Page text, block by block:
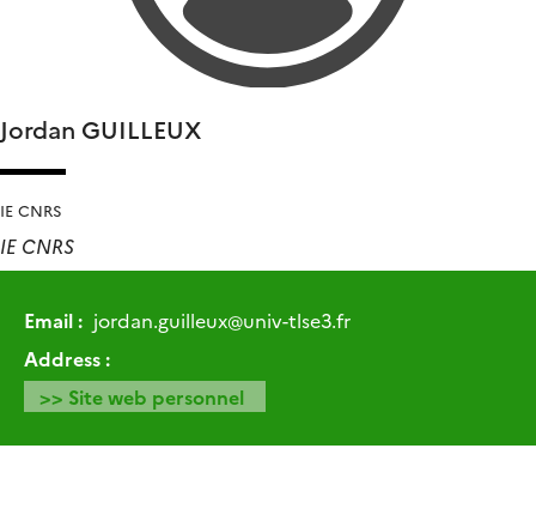
Jordan GUILLEUX
IE CNRS
IE CNRS
Email : jordan.guilleux@univ-tlse3.fr
Address :
>> Site web personnel